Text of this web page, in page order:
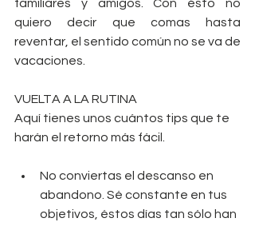
familiares y amigos. Con ésto no
quiero decir que comas hasta
reventar, el sentido común no se va de
vacaciones.
VUELTA A LA RUTINA
Aquí tienes unos cuántos tips que te
harán el retorno más fácil.
No conviertas el descanso en
abandono. Sé constante en tus
objetivos, éstos días tan sólo han